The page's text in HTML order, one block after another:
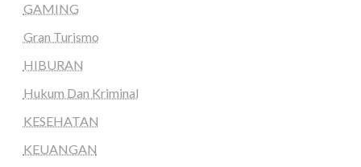
GAMING
Gran Turismo
HIBURAN
Hukum Dan Kriminal
KESEHATAN
KEUANGAN